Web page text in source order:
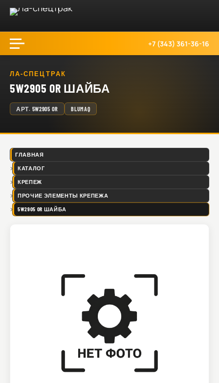
+7 (343) 361-36-16
ЛА-СПЕЦТРАК
5W2905 OR ШАЙБА
АРТ. 5W2905 OR BLUMAQ
ГЛАВНАЯ
КАТАЛОГ
КРЕПЕЖ
ПРОЧИЕ ЭЛЕМЕНТЫ КРЕПЕЖА
5W2905 OR ШАЙБА